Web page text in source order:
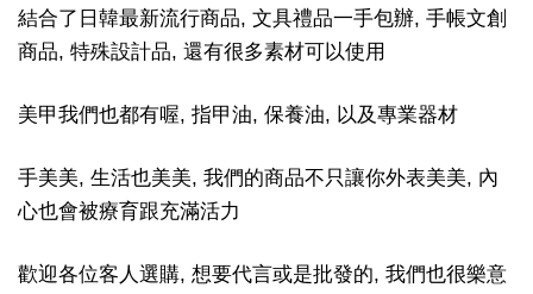
結合了日韓最新流行商品, 文具禮品一手包辦, 手帳文創
商品, 特殊設計品, 還有很多素材可以使用
美甲我們也都有喔, 指甲油, 保養油, 以及專業器材
手美美, 生活也美美, 我們的商品不只讓你外表美美, 內
心也會被療育跟充滿活力
歡迎各位客人選購, 想要代言或是批發的, 我們也很樂意